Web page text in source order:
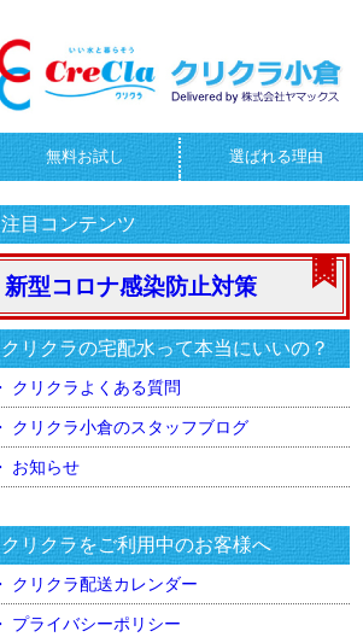
無料お試し 選ばれる理由
注目コンテンツ
新型コロナ感染防止対策
クリクラの宅配水って本当にいいの？
クリクラよくある質問
クリクラ小倉のスタッフブログ
お知らせ
クリクラをご利用中のお客様へ
クリクラ配送カレンダー
プライバシーポリシー